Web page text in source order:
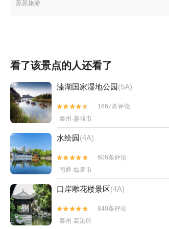
苏苏旅游
看了该景点的人还看了
溱湖国家湿地公园(5A)


1667条评论
泰州·姜堰市
水绘园(4A)


606条评论
南通·如皋市
口岸雕花楼景区(4A)


840条评论
泰州·高港区